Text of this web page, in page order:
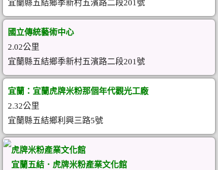
宜蘭縣五結鄉季新村五濱路二段201號
國立傳統藝術中心
2.02公里
宜蘭縣五結鄉季新村五濱路二段201號
宜蘭：宜蘭虎牌米粉那個年代觀光工廠
2.32公里
宜蘭縣五結鄉利興三路5號
虎牌米粉產業文化館
宜蘭五結．虎牌米粉產業文化館